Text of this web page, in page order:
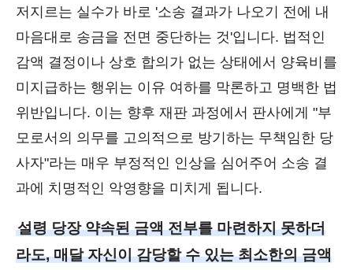
저지르는 실수가 바로 '소송 결과가 나오기 전에 내
마음대로 송금을 전면 중단하는 것'입니다. 법적인
감액 결정이나 상호 합의가 없는 상태에서 양육비를
미지급하는 행위는 이유 여하를 막론하고 명백한 법
위반입니다. 이는 향후 재판 과정에서 판사에게 "부
모로서의 의무를 고의적으로 방기하는 무책임한 당
사자"라는 매우 부정적인 인상을 심어주어 소송 결
과에 치명적인 악영향을 미치게 됩니다.
설령 당장 약속된 금액 전부를 마련하지 못하더
라도, 매달 자신이 감당할 수 있는 최소한의 금액